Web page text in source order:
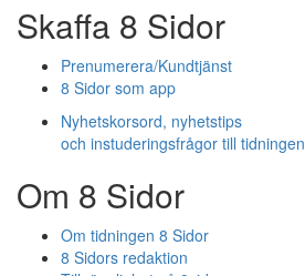
Skaffa 8 Sidor
Prenumerera/Kundtjänst
8 Sidor som app
Nyhetskorsord, nyhetstips
och instuderingsfrågor till tidningen
Om 8 Sidor
Om tidningen 8 Sidor
8 Sidors redaktion